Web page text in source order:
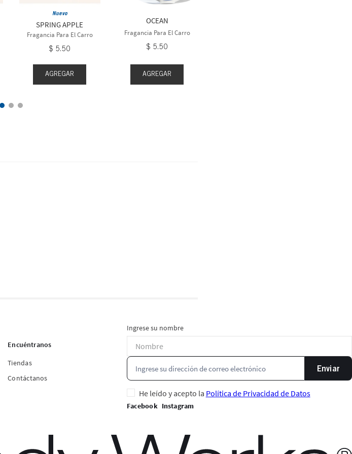
Nuevo
SPRING APPLE
Fragancia Para El Carro
$ 5.50
AGREGAR
OCEAN
Fragancia Para El Carro
$ 5.50
AGREGAR
Encuéntranos
Tiendas
Contáctanos
Ingrese su nombre
Enviar
He leído y acepto la Política de Privacidad de Datos